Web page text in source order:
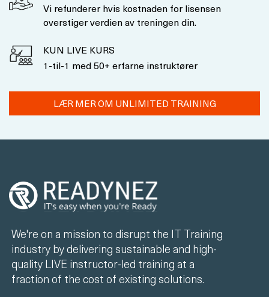
Vi refunderer hvis kostnaden for lisensen
overstiger verdien av treningen din.
KUN LIVE KURS
1-til-1 med 50+ erfarne instruktører
LÆR MER OM UNLIMITED TRAINING
We're on a mission to disrupt the IT Training
industry by delivering sustainable and high-
quality LIVE instructor-led training at a
fraction of the cost of existing solutions.